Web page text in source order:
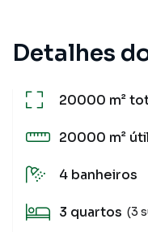
Detalhes
20000 m²
20000 m² útil
4 banheiros
3 quartos (3